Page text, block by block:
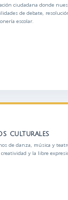
ciudadana donde
de debate,
escolar.
CULTURALES
de danza, música y
y la libre